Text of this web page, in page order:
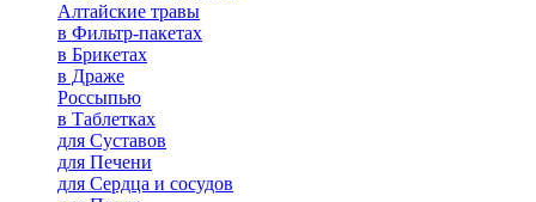
Алтайские травы
в Фильтр-пакетах
в Брикетах
в Драже
Россыпью
в Таблетках
для Cуставов
для Печени
для Сердца и сосудов